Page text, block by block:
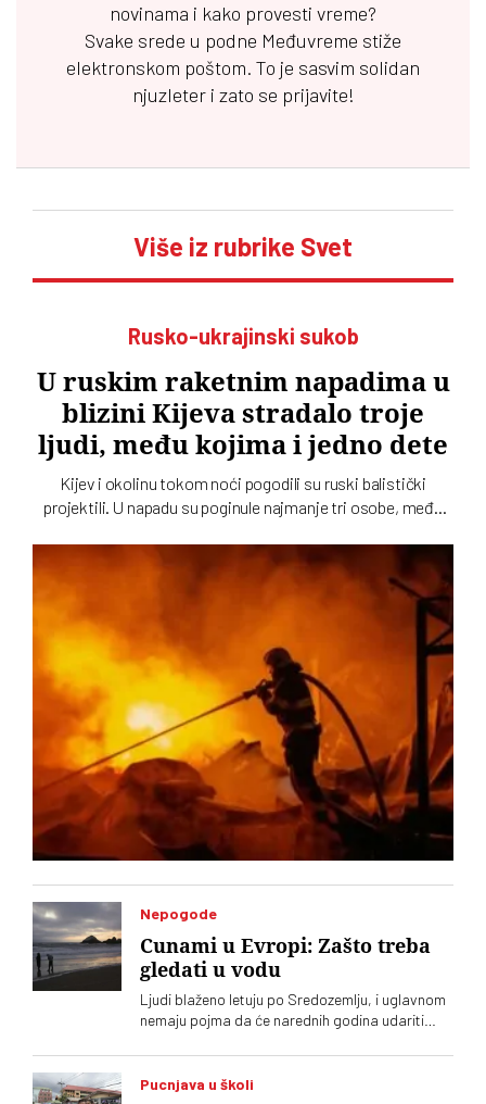
novinama i kako provesti vreme?
Svake srede u podne Međuvreme stiže
elektronskom poštom. To je sasvim solidan
njuzleter i zato se prijavite!
Više iz rubrike Svet
Rusko-ukrajinski sukob
U ruskim raketnim napadima u
blizini Kijeva stradalo troje
ljudi, među kojima i jedno dete
Kijev i okolinu tokom noći pogodili su ruski balistički
projektili. U napadu su poginule najmanje tri osobe, među
Nepogode
Cunami u Evropi: Zašto treba
gledati u vodu
Ljudi blaženo letuju po Sredozemlju, i uglavnom
nemaju pojma da će narednih godina udariti
životom
Pucnjava u školi